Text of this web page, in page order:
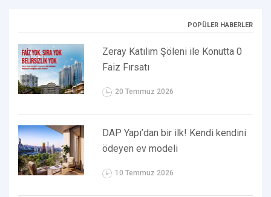
POPÜLER HABERLER
Zeray Katılım Şöleni ile Konutta 0
Faiz Fırsatı
20 Temmuz 2026
DAP Yapı’dan bir ilk! Kendi kendini
ödeyen ev modeli
10 Temmuz 2026